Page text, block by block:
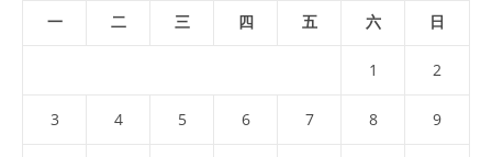
一 二 三 四 五 六 日
1 2
3 4 5 6 7 8 9